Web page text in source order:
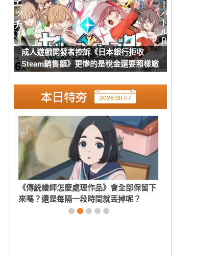
成人遊戲開發者控訴《日本銀行拒收
Steam銷售額》更慘的是稅金還要照樣繳
2026.08.07